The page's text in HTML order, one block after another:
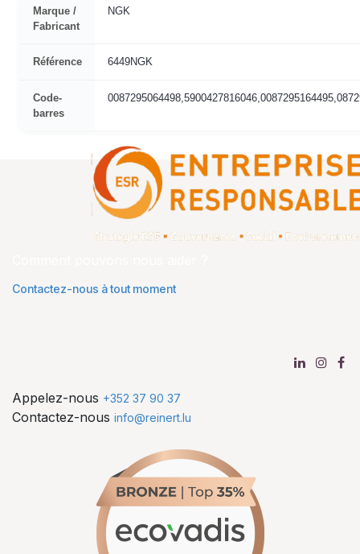
Marque /
Fabricant
NGK
Référence 6449NGK
Code-
barres
Contactez-nous à tout moment
Appelez-nous +352 37 90 37
Contactez-nous info@reinert.lu